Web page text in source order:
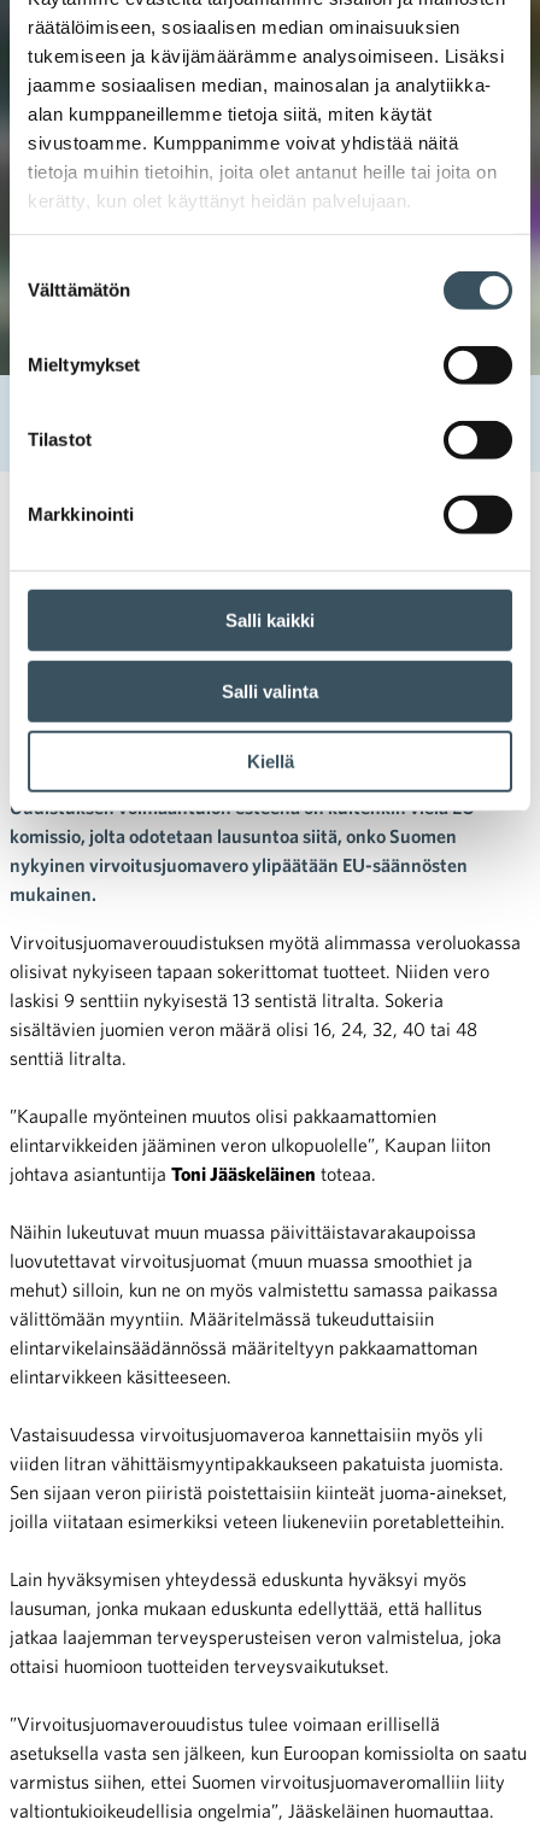
räätälöimiseen, sosiaalisen median ominaisuuksien
tukemiseen ja kävijämäärämme analysoimiseen. Lisäksi
jaamme sosiaalisen median, mainosalan ja analytiikka-
alan kumppaneillemme tietoja siitä, miten käytät
sivustoamme. Kumppanimme voivat yhdistää näitä
tietoja muihin tietoihin, joita olet antanut heille tai joita on
kerätty, kun olet käyttänyt heidän palvelujaan.
valinta
Välttämätön
Mieltymykset
Tilastot
Markkinointi
Salli kaikki
Salli valinta
Kiellä
Eduskunta hyväksyi muutoksia virvoitusjuomaverolakiin
Eduskunta hyväksyi muutoksia
virvoitusjuomaverolakiin
Eduskunta hyväksyi vielä ennen viime viikon vaaleja
virvoitusjuomaverouudistuksen. Virvoitusjuomavero tullaan
Uudistuksen voimaantulon esteenä on kuitenkin vielä EU-
komissio, jolta odotetaan lausuntoa siitä, onko Suomen
nykyinen virvoitusjuomavero ylipäätään EU-säännösten
mukainen.
Virvoitusjuomaverouudistuksen myötä alimmassa veroluokassa
olisivat nykyiseen tapaan sokerittomat tuotteet. Niiden vero
laskisi 9 senttiin nykyisestä 13 sentistä litralta. Sokeria
sisältävien juomien veron määrä olisi 16, 24, 32, 40 tai 48
senttiä litralta.
”Kaupalle myönteinen muutos olisi pakkaamattomien
elintarvikkeiden jääminen veron ulkopuolelle”, Kaupan liiton
johtava asiantuntija Toni Jääskeläinen toteaa.
Näihin lukeutuvat muun muassa päivittäistavarakaupoissa
luovutettavat virvoitusjuomat (muun muassa smoothiet ja
mehut) silloin, kun ne on myös valmistettu samassa paikassa
välittömään myyntiin. Määritelmässä tukeuduttaisiin
elintarvikelainsäädännössä määriteltyyn pakkaamattoman
elintarvikkeen käsitteeseen.
Vastaisuudessa virvoitusjuomaveroa kannettaisiin myös yli
viiden litran vähittäismyyntipakkaukseen pakatuista juomista.
Sen sijaan veron piiristä poistettaisiin kiinteät juoma-ainekset,
joilla viitataan esimerkiksi veteen liukeneviin poretabletteihin.
Lain hyväksymisen yhteydessä eduskunta hyväksyi myös
lausuman, jonka mukaan eduskunta edellyttää, että hallitus
jatkaa laajemman terveysperusteisen veron valmistelua, joka
ottaisi huomioon tuotteiden terveysvaikutukset.
”Virvoitusjuomaverouudistus tulee voimaan erillisellä
asetuksella vasta sen jälkeen, kun Euroopan komissiolta on saatu
varmistus siihen, ettei Suomen virvoitusjuomaveromalliin liity
valtiontukioikeudellisia ongelmia”, Jääskeläinen huomauttaa.